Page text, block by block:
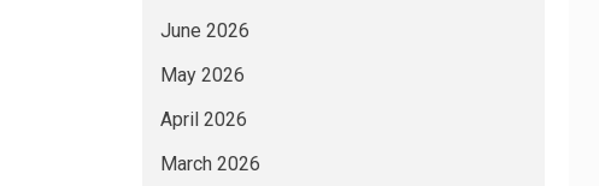
June 2026
May 2026
April 2026
March 2026